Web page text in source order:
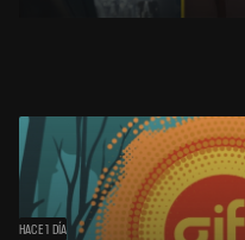
HACE 1 DÍA